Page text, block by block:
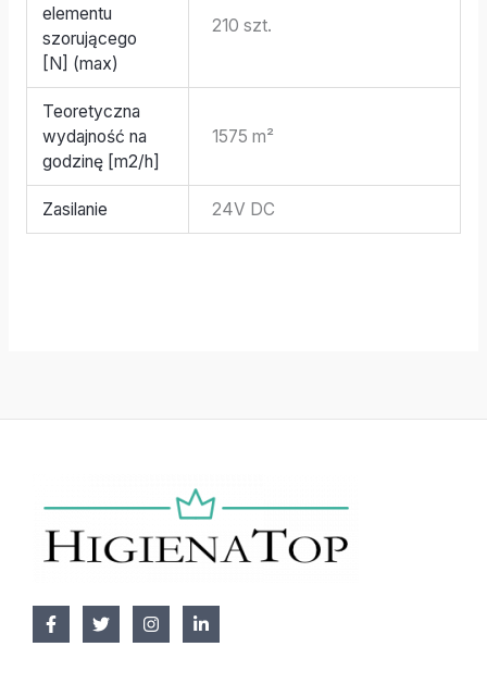
elementu
szorującego
[N] (max)
210 szt.
Teoretyczna
wydajność na
godzinę [m2/h]
1575 m²
Zasilanie 24V DC